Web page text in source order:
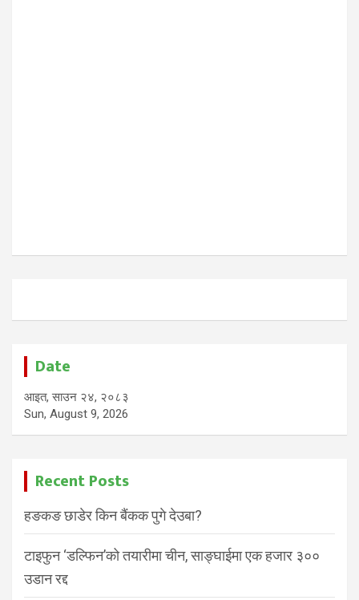
Date
आइत, साउन २४, २०८३
Sun, August 9, 2026
Recent Posts
हङकङ छाडेर किन बैंकक पुगे देउबा?
टाइफुन ‘डल्फिन’को तयारीमा चीन, साङ्घाईमा एक हजार ३००
उडान रद्द